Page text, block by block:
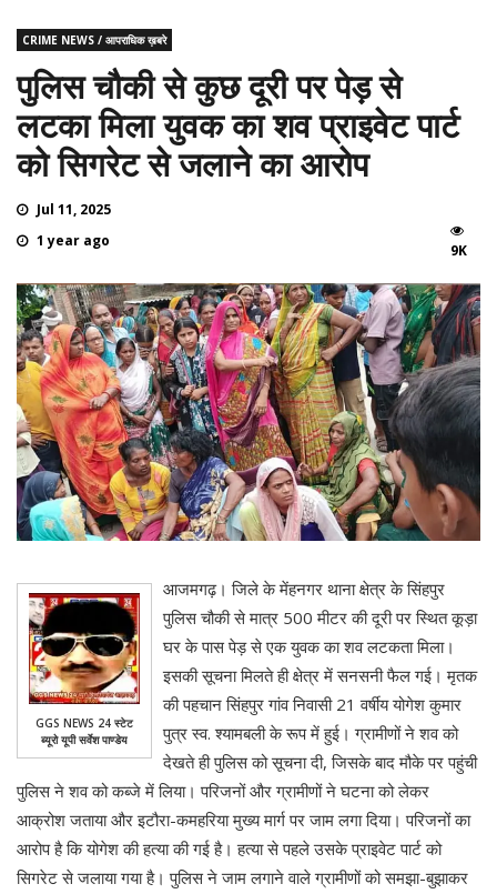
CRIME NEWS / आपराधिक ख़बरे
पुलिस चौकी से कुछ दूरी पर पेड़ से
लटका मिला युवक का शव प्राइवेट पार्ट
को सिगरेट से जलाने का आरोप
Jul 11, 2025
1 year ago
9K
GGS NEWS 24 स्टेट
ब्यूरो यूपी सर्वेश पाण्डेय
आजमगढ़। जिले के मेंहनगर थाना क्षेत्र के सिंहपुर
पुलिस चौकी से मात्र 500 मीटर की दूरी पर स्थित कूड़ा
घर के पास पेड़ से एक युवक का शव लटकता मिला।
इसकी सूचना मिलते ही क्षेत्र में सनसनी फैल गई। मृतक
की पहचान सिंहपुर गांव निवासी 21 वर्षीय योगेश कुमार
पुत्र स्व. श्यामबली के रूप में हुई। ग्रामीणों ने शव को
देखते ही पुलिस को सूचना दी, जिसके बाद मौके पर पहुंची
पुलिस ने शव को कब्जे में लिया। परिजनों और ग्रामीणों ने घटना को लेकर
आक्रोश जताया और इटौरा-कमहरिया मुख्य मार्ग पर जाम लगा दिया। परिजनों का
आरोप है कि योगेश की हत्या की गई है। हत्या से पहले उसके प्राइवेट पार्ट को
सिगरेट से जलाया गया है। पुलिस ने जाम लगाने वाले ग्रामीणों को समझा-बुझाकर